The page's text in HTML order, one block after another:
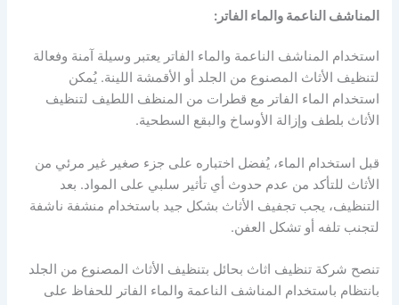
المناشف الناعمة والماء الفاتر:
استخدام المناشف الناعمة والماء الفاتر يعتبر وسيلة آمنة وفعالة
لتنظيف الأثاث المصنوع من الجلد أو الأقمشة اللينة. يُمكن
استخدام الماء الفاتر مع قطرات من المنظف اللطيف لتنظيف
الأثاث بلطف وإزالة الأوساخ والبقع السطحية.
قبل استخدام الماء، يُفضل اختباره على جزء صغير غير مرئي من
الأثاث للتأكد من عدم حدوث أي تأثير سلبي على المواد. بعد
التنظيف، يجب تجفيف الأثاث بشكل جيد باستخدام منشفة ناشفة
لتجنب تلفه أو تشكل العفن.
تنصح شركة تنظيف اثاث بحائل بتنظيف الأثاث المصنوع من الجلد
بانتظام باستخدام المناشف الناعمة والماء الفاتر للحفاظ على